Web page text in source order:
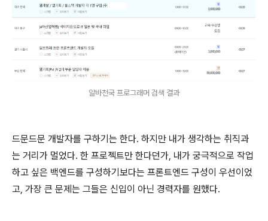
알바천국 프로그래머 검색 결과
드문드문 개발자를 구하기는 한다. 하지만 내가 생각하는 취직과
는 거리가 멀었다. 한 프로젝트만 한다던가, 내가 궁극적으로 작업
하고 싶은 백엔드를 구성하기보다는 프론트엔드 구성이 우선이었
고, 가장 큰 문제는 그들은 신입이 아닌 경력자를 원했다.